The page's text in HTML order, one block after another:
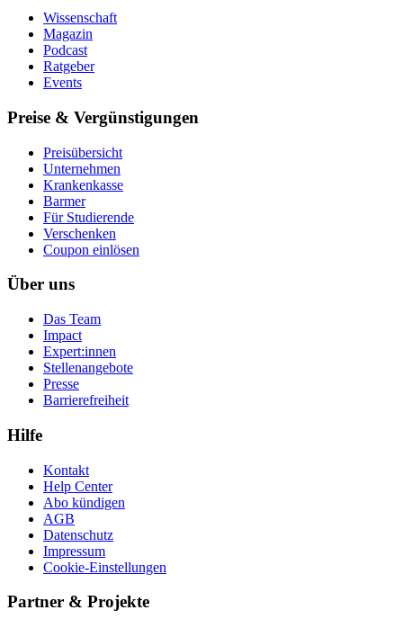
Wissenschaft
Magazin
Podcast
Ratgeber
Events
Preise & Vergünstigungen
Preisübersicht
Unternehmen
Krankenkasse
Barmer
Für Studierende
Ver­schen­ken
Coupon einlösen
Über uns
Das Team
Impact
Expert:innen
Stellenangebote
Presse
Barrierefreiheit
Hilfe
Kontakt
Help Center
Abo kündigen
AGB
Datenschutz
Impressum
Cookie-Einstellungen
Partner & Projekte